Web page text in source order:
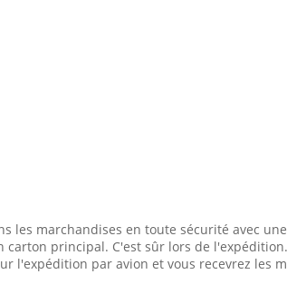
les marchandises en toute sécurité avec
principal. C'est sûr lors de
l'expédition par avion et vous recevrez les